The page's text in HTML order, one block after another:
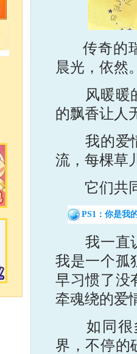
传奇的瑞
晨光，依然
风暖暖的
的飘香让人
我的爱情
流，每棵草
它们共同
PS1：你是我
我一直认
我是一个孤
早习惯了没
牵魂绕的爱
如同很多
界，不停的